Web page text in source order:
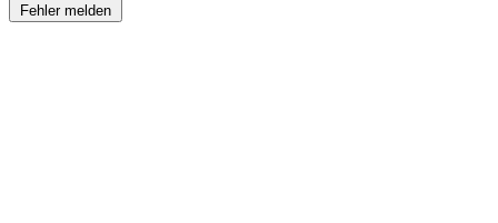
Fehler melden